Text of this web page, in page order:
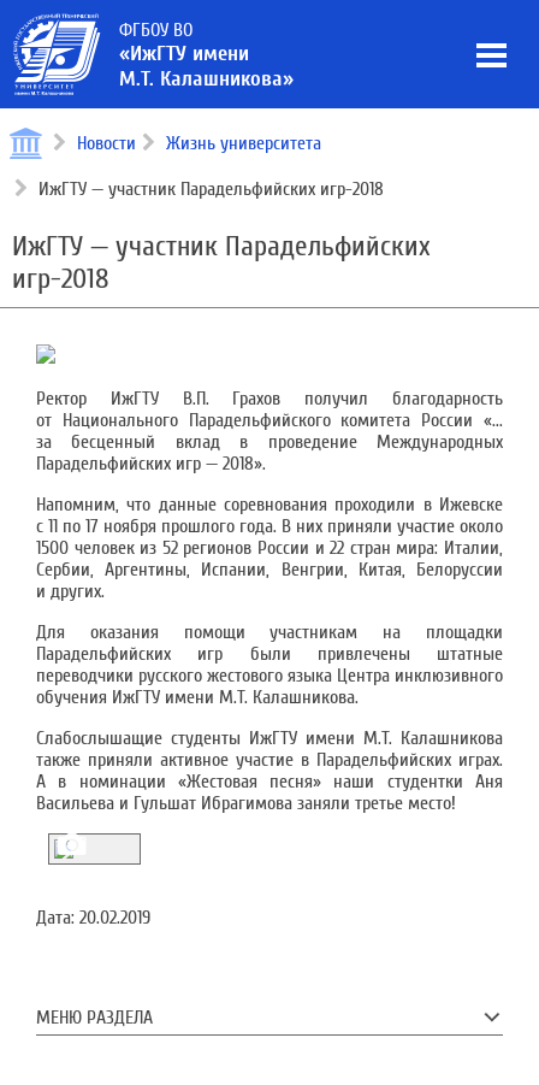
ФГБОУ ВО
«ИжГТУ имени
М.Т. Калашникова»
Новости Жизнь университета
ИжГТУ — участник Парадельфийских игр-2018
ИжГТУ — участник Парадельфийских
игр-2018
Ректор ИжГТУ В.П. Грахов получил благодарность
от Национального Парадельфийского комитета России «...
за бесценный вклад в проведение Международных
Парадельфийских игр — 2018».
Напомним, что данные соревнования проходили в Ижевске
с 11 по 17 ноября прошлого года. В них приняли участие около
1500 человек из 52 регионов России и 22 стран мира: Италии,
Сербии, Аргентины, Испании, Венгрии, Китая, Белоруссии
и других.
Для оказания помощи участникам на площадки
Парадельфийских игр были привлечены штатные
переводчики русского жестового языка Центра инклюзивного
обучения ИжГТУ имени М.Т. Калашникова.
Слабослышащие студенты ИжГТУ имени М.Т. Калашникова
также приняли активное участие в Парадельфийских играх.
А в номинации «Жестовая песня» наши студентки Аня
Васильева и Гульшат Ибрагимова заняли третье место!
Дата: 20.02.2019
МЕНЮ РАЗДЕЛА